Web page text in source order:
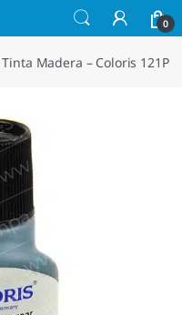
0
Tinta Madera – Coloris 121P